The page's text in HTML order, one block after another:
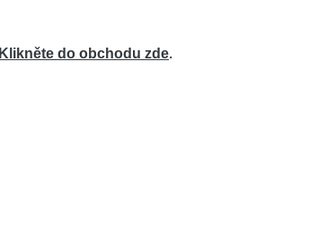
Klikněte do obchodu zde.